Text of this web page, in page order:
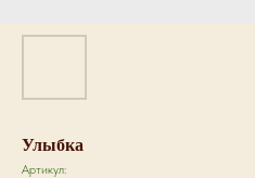
Улыбка
Артикул: